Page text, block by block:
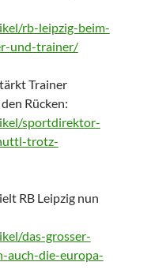
rb-leipzig-beim-
und-trainer/
Trainer
Rücken:
sportdirektor-
trotz-
RB Leipzig nun
das-grosser-
auch-die-europa-